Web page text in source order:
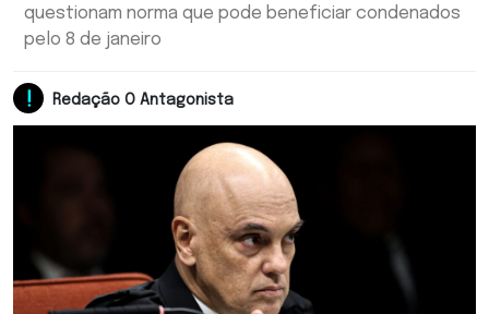
questionam norma que pode beneficiar condenados
pelo 8 de janeiro
Redação O Antagonista